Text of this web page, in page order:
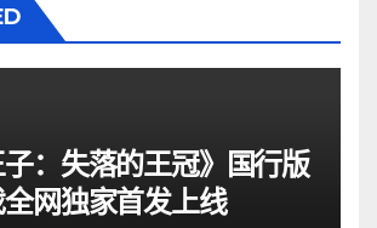
子：失落的王冠》国行版
网独家首发上线